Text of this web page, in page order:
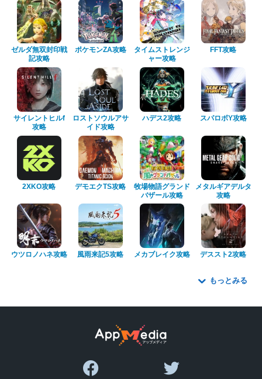
ゼルダ無双封印戦
記攻略
ポケモンZA攻略
タイムストレンジ
ャー攻略
FFT攻略
サイレントヒルf
攻略
ロストソウルアサ
イド攻略
ハデス2攻略 スパロボY攻略
2XKO攻略 デモエクTS攻略
牧場物語グランド
バザール攻略
メタルギアデルタ
攻略
ウツロノハネ攻略 風雨来記5攻略 メカブレイク攻略 デススト2攻略
もっとみる